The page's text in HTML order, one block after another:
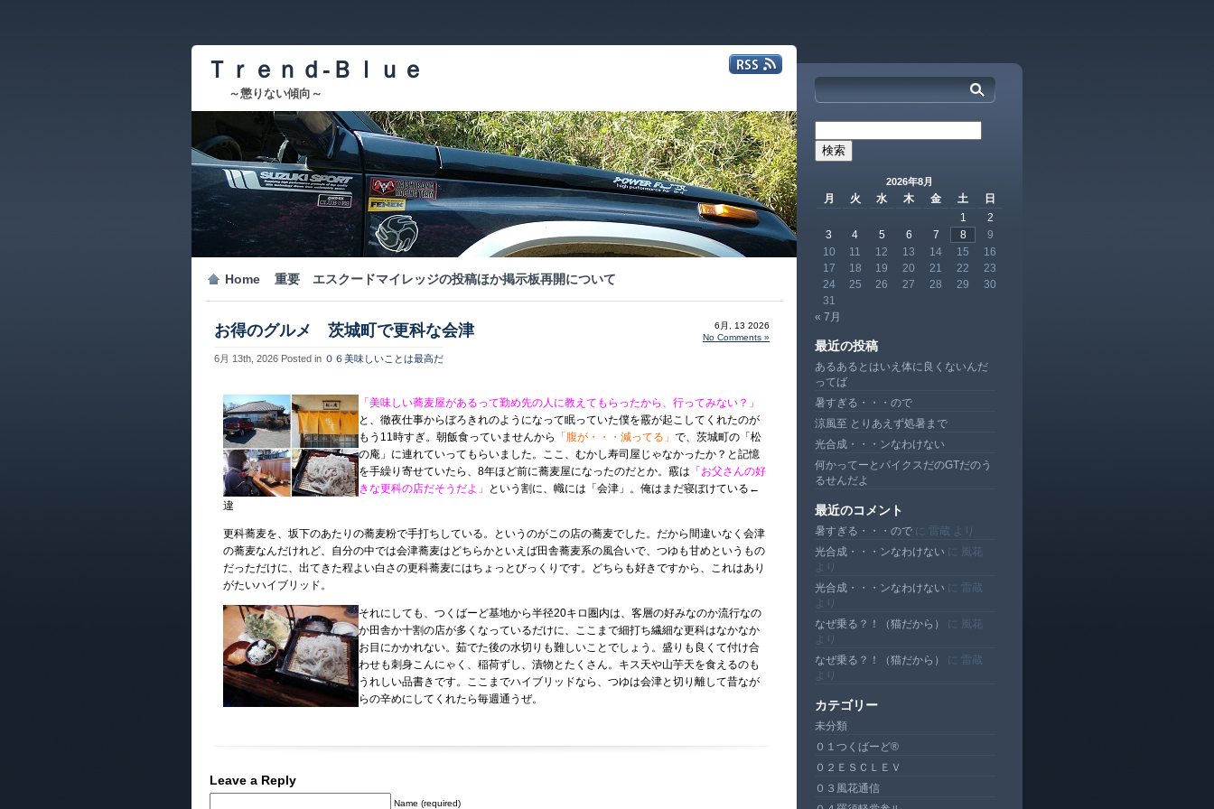
Ｔｒｅｎｄ-Ｂｌｕｅ
～懲りない傾向～
Home 重要 エスクードマイレッジの投稿ほか掲示板再開について
お得のグルメ 茨城町で更科な会津
6月 13th, 2026 Posted in ０６美味しいことは最高だ
6月, 13 2026
No Comments »
「美味しい蕎麦屋があるって勤め先の人に教えてもらったから、行ってみない？」
と、徹夜仕事からぼろきれのようになって眠っていた僕を霰が起こしてくれたのが
もう11時すぎ。朝飯食っていませんから
「腹が・・・減ってる」 で、茨城町の「松
の庵」に連れていってもらいました。ここ、むかし寿司屋じゃなかったか？と記憶
を手繰り寄せていたら、8年ほど前に蕎麦屋になったのだとか。霰は 「お父さんの好
きな更科の店だそうだよ」
という割に、幟には「会津」。俺はまだ寝ぼけている←
違
更科蕎麦を、坂下のあたりの蕎麦粉で手打ちしている。というのがこの店の蕎麦でした。だから間違いなく会津
の蕎麦なんだけれど、自分の中では会津蕎麦はどちらかといえば田舎蕎麦系の風合いで、つゆも甘めというもの
だっただけに、出てきた程よい白さの更科蕎麦にはちょっとびっくりです。どちらも好きですから、これはあり
がたいハイブリッド。
それにしても、つくばーど基地から半径20キロ圏内は、客層の好みなのか流行なの
か田舎か十割の店が多くなっているだけに、ここまで細打ち繊細な更科はなかなか
お目にかかれない。茹でた後の水切りも難しいことでしょう。盛りも良くて付け合
わせも刺身こんにゃく、稲荷ずし、漬物とたくさん。キス天や山芋天を食えるのも
うれしい品書きです。ここまでハイブリッドなら、つゆは会津と切り離して昔なが
らの辛めにしてくれたら毎週通うぜ。
Leave a Reply
Name (required)
索:
2026年8月
月 火 水 木 金 土
日
1
2
3
4 5 6 7 8
9
10
11 12 13 14 15
16
17
18 19 20 21 22
23
24
25 26 27 28 29
30
31
« 7月
最近の投稿
あるあるとはいえ体に良くないんだ
ってば
暑すぎる・・・ので
涼風至 とりあえず処暑まで
光合成・・・ンなわけない
何かってーとパイクスだのGTだのう
るせんだよ
最近のコメント
暑すぎる・・・ので に 雷蔵 より
光合成・・・ンなわけない に
風花
より
光合成・・・ンなわけない に 雷蔵
より
なぜ乗る？！（猫だから）
に
風花
より
なぜ乗る？！（猫だから）
に 雷蔵
より
カテゴリー
未分類
０１つくばーど®
０２ＥＳＣＬＥＶ
０３風花通信